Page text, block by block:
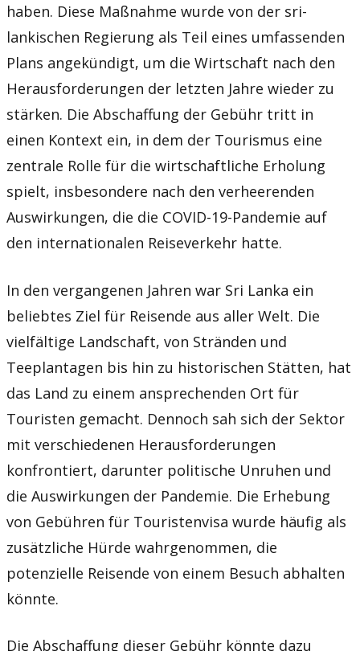
haben. Diese Maßnahme wurde von der sri-
lankischen Regierung als Teil eines umfassenden
Plans angekündigt, um die Wirtschaft nach den
Herausforderungen der letzten Jahre wieder zu
stärken. Die Abschaffung der Gebühr tritt in
einen Kontext ein, in dem der Tourismus eine
zentrale Rolle für die wirtschaftliche Erholung
spielt, insbesondere nach den verheerenden
Auswirkungen, die die COVID-19-Pandemie auf
den internationalen Reiseverkehr hatte.
In den vergangenen Jahren war Sri Lanka ein
beliebtes Ziel für Reisende aus aller Welt. Die
vielfältige Landschaft, von Stränden und
Teeplantagen bis hin zu historischen Stätten, hat
das Land zu einem ansprechenden Ort für
Touristen gemacht. Dennoch sah sich der Sektor
mit verschiedenen Herausforderungen
konfrontiert, darunter politische Unruhen und
die Auswirkungen der Pandemie. Die Erhebung
von Gebühren für Touristenvisa wurde häufig als
zusätzliche Hürde wahrgenommen, die
potenzielle Reisende von einem Besuch abhalten
könnte.
Die Abschaffung dieser Gebühr könnte dazu